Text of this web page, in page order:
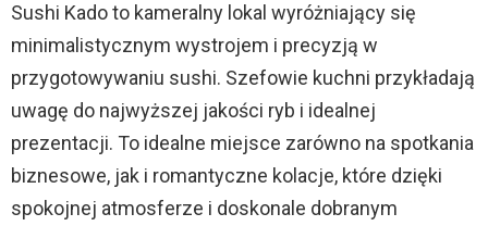
Sushi Kado to kameralny lokal wyróżniający się
minimalistycznym wystrojem i precyzją w
przygotowywaniu sushi. Szefowie kuchni przykładają
uwagę do najwyższej jakości ryb i idealnej
prezentacji. To idealne miejsce zarówno na spotkania
biznesowe, jak i romantyczne kolacje, które dzięki
spokojnej atmosferze i doskonale dobranym